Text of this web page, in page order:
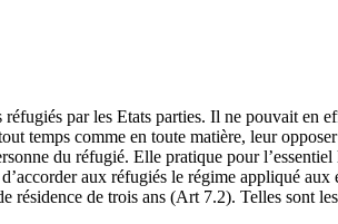
par les Etats parties. Il ne pouvait en
temps comme en toute matière, leur
du réfugié. Elle pratique pour
aux réfugiés le régime appliqué
de trois ans (Art 7.2). Telles sont